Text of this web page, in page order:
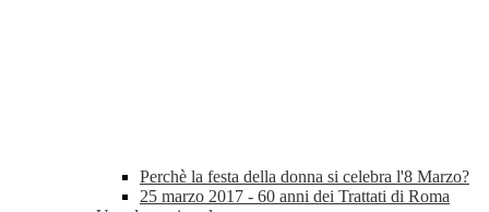
Perchè la festa della donna si celebra l'8 Marzo?
25 marzo 2017 - 60 anni dei Trattati di Roma